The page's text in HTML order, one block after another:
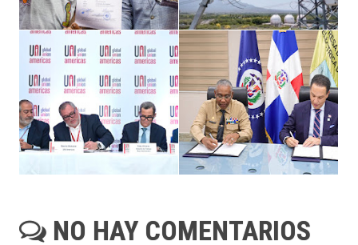
NO HAY COMENTARIOS